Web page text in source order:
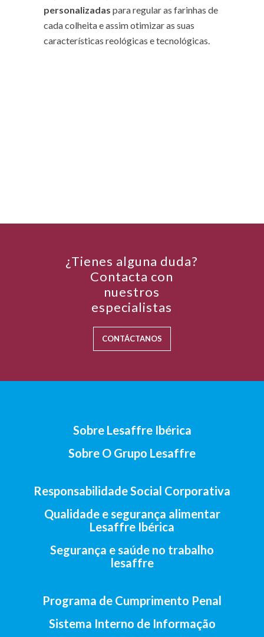
personalizadas para regular as farinhas de
cada colheita e assim otimizar as suas
características reológicas e tecnológicas.
¿Tienes alguna duda?
Contacta con
nuestros
especialistas
CONTÁCTANOS
Sobre Lesaffre Ibérica
Sobre O Grupo Lesaffre
Responsabilidade Social Corporativa
Qualidade e segurança alimentar
Lesaffre Ibérica
Segurança e saúde no trabalho
lesaffre
Programa de Cumprimento Penal
Sistema Interno de Informação